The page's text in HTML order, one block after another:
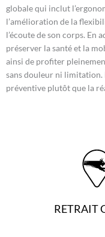
globale qui inclut
l’amélioration de la
l’écoute de son corps. En
préserver la santé et la
ainsi de profiter
sans douleur ni limitation.
préventive plutôt que la
RETRAIT